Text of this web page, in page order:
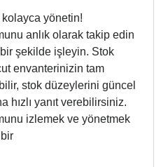
yönetin!
anlık olarak takip edin
şekilde işleyin. Stok
envanterinizin tam
stok düzeylerini güncel
hızlı yanıt verebilirsiniz.
izlemek ve yönetmek